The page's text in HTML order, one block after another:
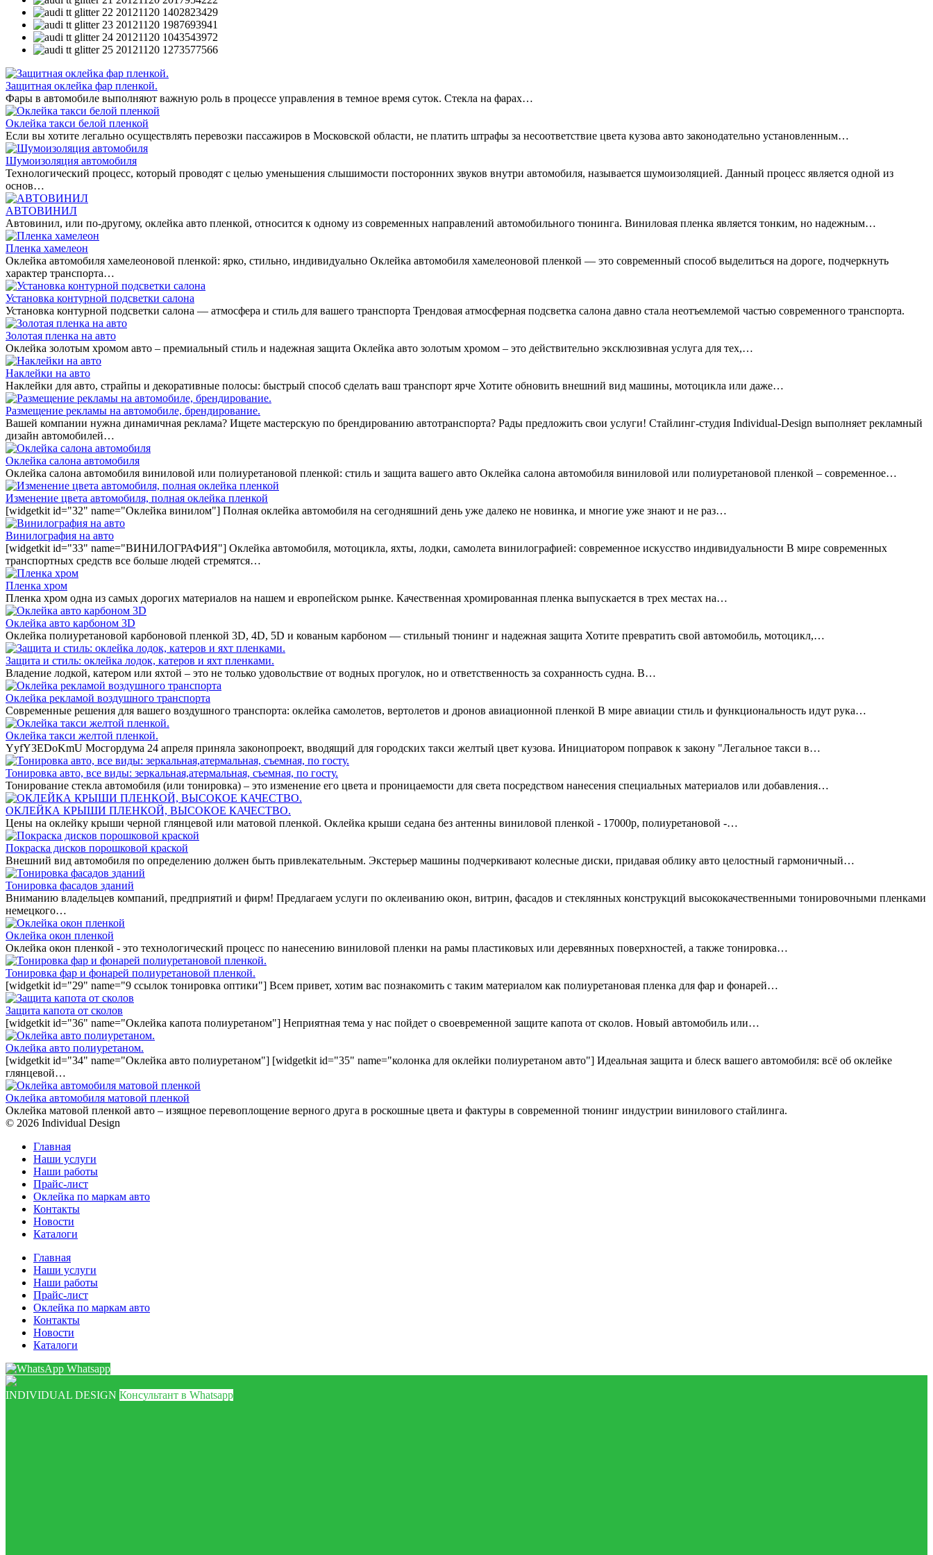
Защитная оклейка фар пленкой.
Фары в автомобиле выполняют важную роль в процессе управления в темное время суток. Стекла на фарах…
Оклейка такси белой пленкой
Если вы хотите легально осуществлять перевозки пассажиров в Московской области, не платить штрафы за несоответствие цвета кузова авто законодательно установленным…
Шумоизоляция автомобиля
Технологический процесс, который проводят с целью уменьшения слышимости посторонних звуков внутри автомобиля, называется шумоизоляцией. Данный процесс является одной из
основ…
АВТОВИНИЛ
Автовинил, или по-другому, оклейка авто пленкой, относится к одному из современных направлений автомобильного тюнинга. Виниловая пленка является тонким, но надежным…
Пленка хамелеон
Оклейка автомобиля хамелеоновой пленкой: ярко, стильно, индивидуально Оклейка автомобиля хамелеоновой пленкой — это современный способ выделиться на дороге, подчеркнуть
характер транспорта…
Установка контурной подсветки салона
Установка контурной подсветки салона — атмосфера и стиль для вашего транспорта Трендовая атмосферная подсветка салона давно стала неотъемлемой частью современного транспорта.
Золотая пленка на авто
Оклейка золотым хромом авто – премиальный стиль и надежная защита Оклейка авто золотым хромом – это действительно эксклюзивная услуга для тех,…
Наклейки на авто
Наклейки для авто, страйпы и декоративные полосы: быстрый способ сделать ваш транспорт ярче Хотите обновить внешний вид машины, мотоцикла или даже…
Размещение рекламы на автомобиле, брендирование.
Вашей компании нужна динамичная реклама? Ищете мастерскую по брендированию автотранспорта? Рады предложить свои услуги! Стайлинг-студия Individual-Design выполняет рекламный
дизайн автомобилей…
Оклейка салона автомобиля
Оклейка салона автомобиля виниловой или полиуретановой пленкой: стиль и защита вашего авто Оклейка салона автомобиля виниловой или полиуретановой пленкой – современное…
Изменение цвета автомобиля, полная оклейка пленкой
[widgetkit id="32" name="Оклейка винилом"] Полная оклейка автомобиля на сегодняшний день уже далеко не новинка, и многие уже знают и не раз…
Винилография на авто
[widgetkit id="33" name="ВИНИЛОГРАФИЯ"] Оклейка автомобиля, мотоцикла, яхты, лодки, самолета винилографией: современное искусство индивидуальности В мире современных
транспортных средств все больше людей стремятся…
Пленка хром
Пленка хром одна из самых дорогих материалов на нашем и европейском рынке. Качественная хромированная пленка выпускается в трех местах на…
Оклейка авто карбоном 3D
Оклейка полиуретановой карбоновой пленкой 3D, 4D, 5D и кованым карбоном — стильный тюнинг и надежная защита Хотите превратить свой автомобиль, мотоцикл,…
Защита и стиль: оклейка лодок, катеров и яхт пленками.
Владение лодкой, катером или яхтой – это не только удовольствие от водных прогулок, но и ответственность за сохранность судна. В…
Оклейка рекламой воздушного транспорта
Современные решения для вашего воздушного транспорта: оклейка самолетов, вертолетов и дронов авиационной пленкой В мире авиации стиль и функциональность идут рука…
Оклейка такси желтой пленкой.
YyfY3EDoKmU Мосгордума 24 апреля приняла законопроект, вводящий для городских такси желтый цвет кузова. Инициатором поправок к закону "Легальное такси в…
Тонировка авто, все виды: зеркальная,атермальная, съемная, по госту.
Тонирование стекла автомобиля (или тонировка) – это изменение его цвета и проницаемости для света посредством нанесения специальных материалов или добавления…
ОКЛЕЙКА КРЫШИ ПЛЕНКОЙ, ВЫСОКОЕ КАЧЕСТВО.
Цены на оклейку крыши черной глянцевой или матовой пленкой. Оклейка крыши седана без антенны виниловой пленкой - 17000р, полиуретановой -…
Покраска дисков порошковой краской
Внешний вид автомобиля по определению должен быть привлекательным. Экстерьер машины подчеркивают колесные диски, придавая облику авто целостный гармоничный…
Тонировка фасадов зданий
Вниманию владельцев компаний, предприятий и фирм! Предлагаем услуги по оклеиванию окон, витрин, фасадов и стеклянных конструкций высококачественными тонировочными пленками
немецкого…
Оклейка окон пленкой
Оклейка окон пленкой - это технологический процесс по нанесению виниловой пленки на рамы пластиковых или деревянных поверхностей, а также тонировка…
Тонировка фар и фонарей полиуретановой пленкой.
[widgetkit id="29" name="9 ссылок тонировка оптики"] Всем привет, хотим вас познакомить с таким материалом как полиуретановая пленка для фар и фонарей…
Защита капота от сколов
[widgetkit id="36" name="Оклейка капота полиуретаном"] Неприятная тема у нас пойдет о своевременной защите капота от сколов. Новый автомобиль или…
Оклейка авто полиуретаном.
[widgetkit id="34" name="Оклейка авто полиуретаном"] [widgetkit id="35" name="колонка для оклейки полиуретаном авто"] Идеальная защита и блеск вашего автомобиля: всё об оклейке
глянцевой…
Оклейка автомобиля матовой пленкой
Оклейка матовой пленкой авто – изящное перевоплощение верного друга в роскошные цвета и фактуры в современной тюнинг индустрии винилового стайлинга.
© 2026 Individual Design
Главная
Наши услуги
Наши работы
Прайс-лист
Оклейка по маркам авто
Контакты
Новости
Каталоги
Главная
Наши услуги
Наши работы
Прайс-лист
Оклейка по маркам авто
Контакты
Новости
Каталоги
Whatsapp
INDIVIDUAL DESIGN Консультант в Whatsapp